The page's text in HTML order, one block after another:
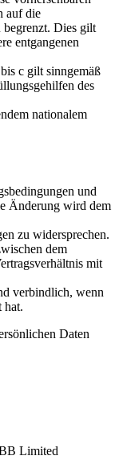
auf die
begrenzt. Dies gilt
entgangenen
c gilt sinngemäß
des
nationalem
und
Änderung wird dem
zu widersprechen.
dem
mit
verbindlich, wenn
hat.
Daten
Limited